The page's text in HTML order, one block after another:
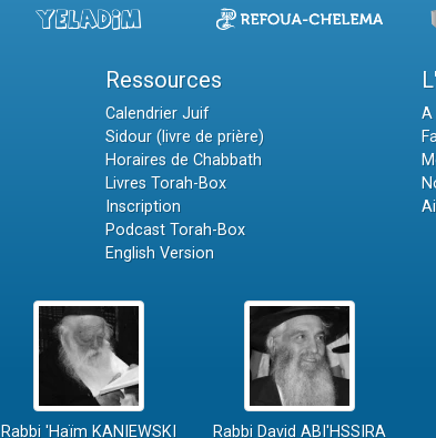
Ressources
Calendrier Juif
Sidour (livre de prière)
Horaires de Chabbath
Livres Torah-Box
Inscription
Podcast Torah-Box
English Version
A
Rabbi 'Haïm KANIEWSKI Rabbi David ABI'HSSIRA